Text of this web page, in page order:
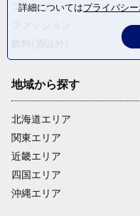
フルーツ
地域から探す
北海道エリア
関東エリア
近畿エリア
四国エリア
沖縄エリア
詳細についてはプライバシ